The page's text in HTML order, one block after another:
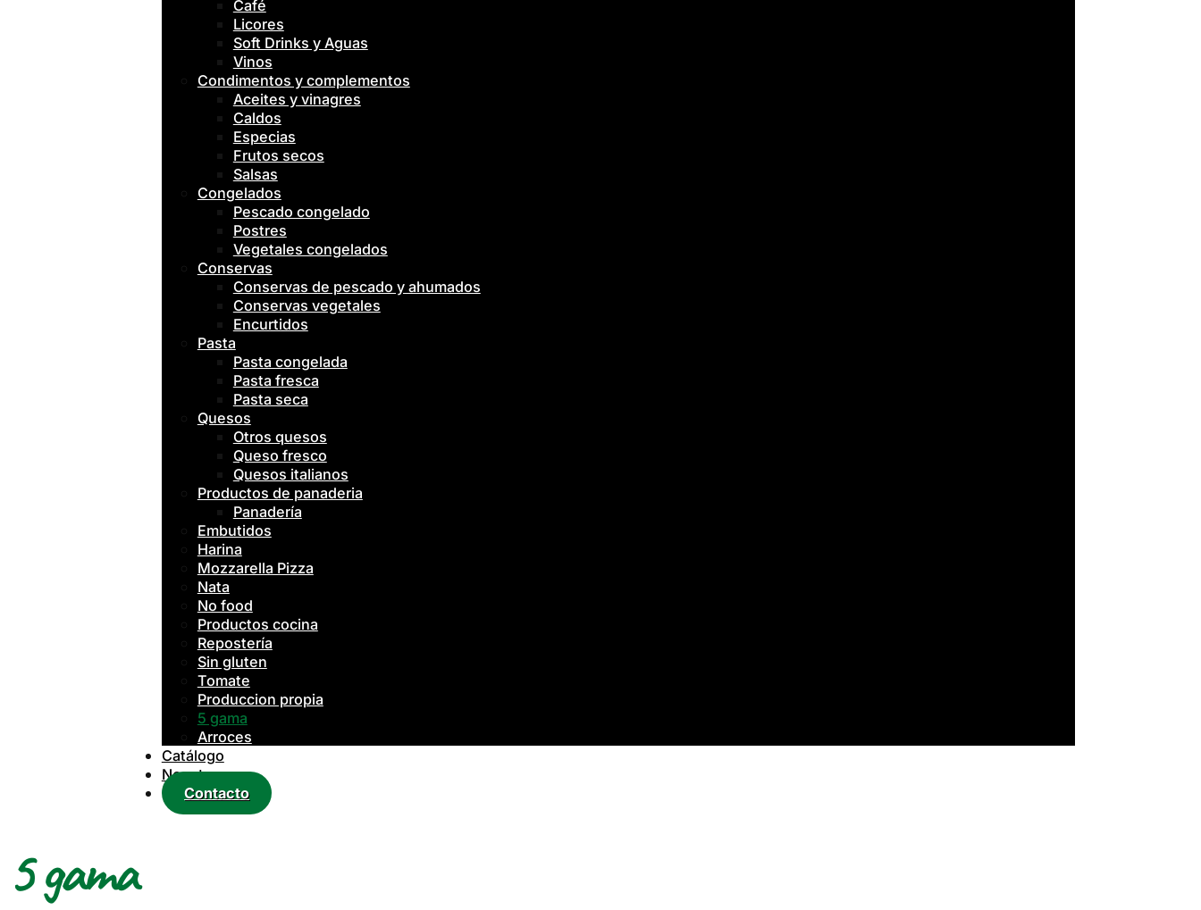
Café
Licores
Soft Drinks y Aguas
Vinos
Condimentos y complementos
Aceites y vinagres
Caldos
Especias
Frutos secos
Salsas
Congelados
Pescado congelado
Postres
Vegetales congelados
Conservas
Conservas de pescado y ahumados
Conservas vegetales
Encurtidos
Pasta
Pasta congelada
Pasta fresca
Pasta seca
Quesos
Otros quesos
Queso fresco
Quesos italianos
Productos de panaderia
Panadería
Embutidos
Harina
Mozzarella Pizza
Nata
No food
Productos cocina
Repostería
Sin gluten
Tomate
Produccion propia
5 gama
Arroces
Catálogo
Nosotros
Contacto
5 gama